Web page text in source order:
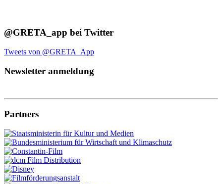
@GRETA_app bei Twitter
Tweets von @GRETA_App
Newsletter anmeldung
Partners